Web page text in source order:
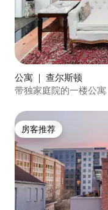
公寓 ｜ 查尔斯顿
带独家庭院的一楼公寓
房客推荐
房客推荐